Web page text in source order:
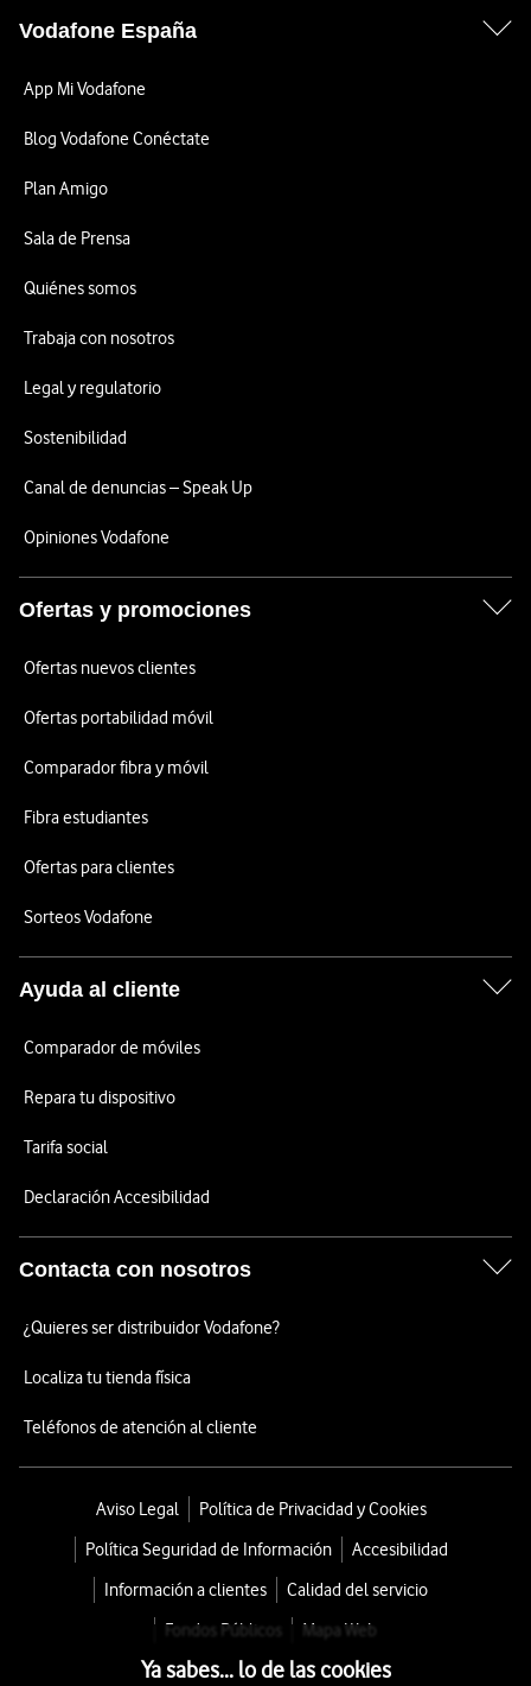
Vodafone España
App Mi Vodafone
Blog Vodafone Conéctate
Plan Amigo
Sala de Prensa
Quiénes somos
Trabaja con nosotros
Legal y regulatorio
Sostenibilidad
Canal de denuncias – Speak Up
Opiniones Vodafone
Ofertas y promociones
Ofertas nuevos clientes
Ofertas portabilidad móvil
Comparador fibra y móvil
Fibra estudiantes
Ofertas para clientes
Sorteos Vodafone
Ayuda al cliente
Comparador de móviles
Repara tu dispositivo
Tarifa social
Declaración Accesibilidad
Contacta con nosotros
¿Quieres ser distribuidor Vodafone?
Localiza tu tienda física
Teléfonos de atención al cliente
Aviso Legal
Política de Privacidad y Cookies
Política Seguridad de Información
Accesibilidad
Información a clientes
Calidad del servicio
Fondos Públicos
Mapa Web
Ya sabes... lo de las cookies